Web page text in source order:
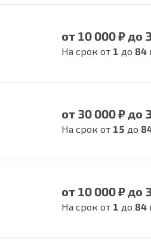
от 10 000 ₽ до
На срок от 1 до 84
от 30 000 ₽ до
На срок от 15 до
от 10 000 ₽ до
На срок от 1 до 84